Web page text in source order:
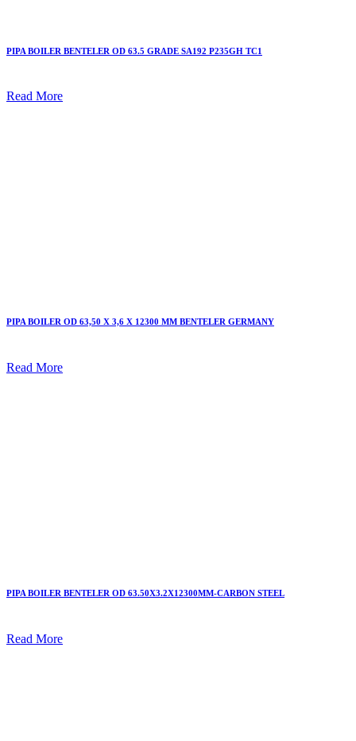
PIPA BOILER BENTELER OD 63.5 GRADE SA192 P235GH TC1
Read More
PIPA BOILER OD 63,50 X 3,6 X 12300 MM BENTELER GERMANY
Read More
PIPA BOILER BENTELER OD 63.50X3.2X12300MM-CARBON STEEL
Read More